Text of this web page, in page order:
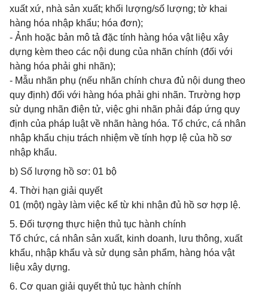
xuất xứ, nhà sản xuất; khối lượng/số lượng; tờ khai
hàng hóa nhập khẩu; hóa đơn);
- Ảnh hoặc bản mô tả đặc tính hàng hóa vật liệu xây
dựng kèm theo các nội dung của nhãn chính (đối với
hàng hóa phải ghi nhãn);
- Mẫu nhãn phụ (nếu nhãn chính chưa đủ nội dung theo
quy định) đối với hàng hóa phải ghi nhãn. Trường hợp
sử dụng nhãn điện tử, việc ghi nhãn phải đáp ứng quy
định của pháp luật về nhãn hàng hóa. Tổ chức, cá nhân
nhập khẩu chịu trách nhiệm về tính hợp lệ của hồ sơ
nhập khẩu.
b) Số lượng hồ sơ: 01 bộ
4. Thời hạn giải quyết
01 (một) ngày làm việc kể từ khi nhận đủ hồ sơ hợp lệ.
5. Đối tượng thực hiện thủ tục hành chính
Tổ chức, cá nhân sản xuất, kinh doanh, lưu thông, xuất
khẩu, nhập khẩu và sử dụng sản phẩm, hàng hóa vật
liệu xây dựng.
6. Cơ quan giải quyết thủ tục hành chính